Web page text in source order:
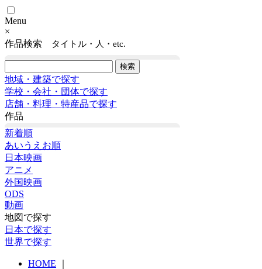
Menu
×
作品検索
タイトル・人・etc.
地域・建築で探す
学校・会社・団体で探す
店舗・料理・特産品で探す
作品
新着順
あいうえお順
日本映画
アニメ
外国映画
ODS
動画
地図で探す
日本で探す
世界で探す
HOME